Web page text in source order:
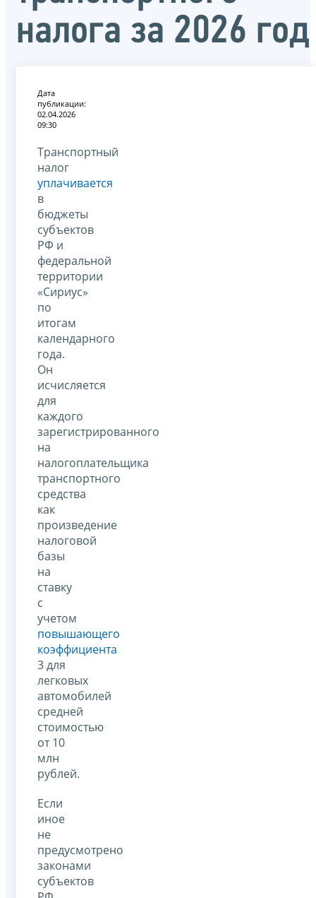
налога за 2026 год
Дата
публикации:
02.04.2026
09:30
Транспортный
налог
уплачивается
в
бюджеты
субъектов
РФ и
федеральной
территории
«Сириус»
по
итогам
календарного
года.
Он
исчисляется
для
каждого
зарегистрированного
на
налогоплательщика
транспортного
средства
как
произведение
налоговой
базы
на
ставку
с
учетом
повышающего
коэффициента
3 для
легковых
автомобилей
средней
стоимостью
от 10
млн
рублей.
Если
иное
не
предусмотрено
законами
субъектов